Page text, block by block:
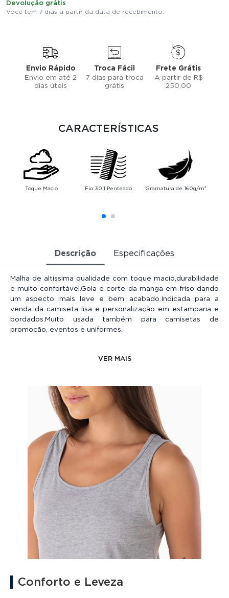
Devolução grátis
Você tem 7 dias a partir da data de recebimento.
Envio Rápido
Envio em até 2
dias úteis
Troca Fácil
7 dias para troca
grátis
Frete Grátis
A partir de R$
250,00
CARACTERÍSTICAS
Toque Macio Fio 30.1 Penteado Gramatura de 160g/m²
Descrição Especificações
Malha de altíssima qualidade com toque macio,durabilidade
e muito confortável.Gola e corte da manga em friso dando
um aspecto mais leve e bem acabado.Indicada para a
venda da camiseta lisa e personalização em estamparia e
bordados.Muito usada também para camisetas de
promoção, eventos e uniformes.
VER MAIS
Conforto e Leveza